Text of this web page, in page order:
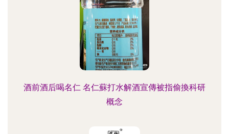
酒前酒后喝名仁 名仁蘇打水解酒宣傳被指偷換科研
概念